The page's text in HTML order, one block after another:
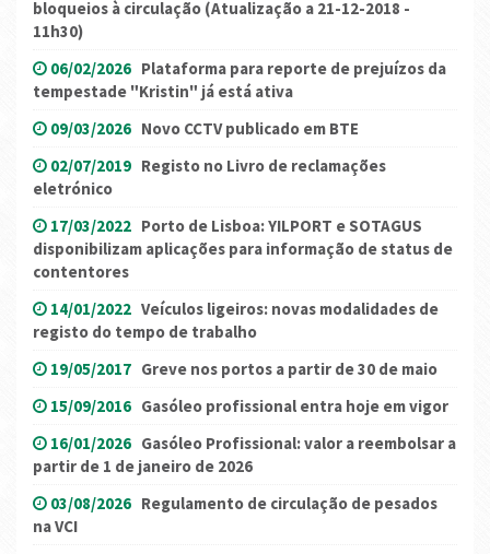
bloqueios à circulação (Atualização a 21-12-2018 -
11h30)
06/02/2026 Plataforma para reporte de prejuízos da
tempestade "Kristin" já está ativa
09/03/2026 Novo CCTV publicado em BTE
02/07/2019 Registo no Livro de reclamações
eletrónico
17/03/2022 Porto de Lisboa: YILPORT e SOTAGUS
disponibilizam aplicações para informação de status de
contentores
14/01/2022 Veículos ligeiros: novas modalidades de
registo do tempo de trabalho
19/05/2017 Greve nos portos a partir de 30 de maio
15/09/2016 Gasóleo profissional entra hoje em vigor
16/01/2026 Gasóleo Profissional: valor a reembolsar a
partir de 1 de janeiro de 2026
03/08/2026 Regulamento de circulação de pesados
na VCI